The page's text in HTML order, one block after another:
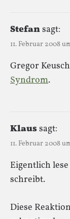
Stefansagt:
11. Februar 2008
Gregor
Syndrom.
Klaussagt:
11. Februar 2008
Eigentlich
schreibt.
Diese